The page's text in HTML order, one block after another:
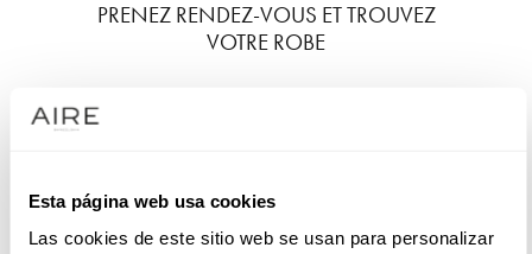
Esta página web usa cookies
Las cookies de este sitio web se usan para personalizar
PRENEZ RENDEZ-VOUS ET TROUVEZ
VOTRE ROBE